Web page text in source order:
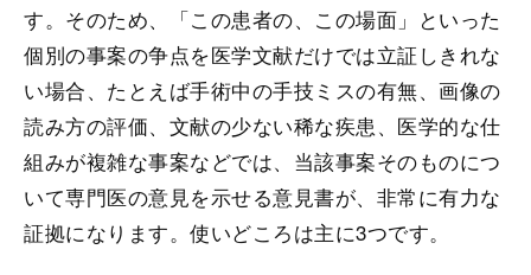
す。そのため、「この患者の、この場面」といった
個別の事案の争点を医学文献だけでは立証しきれな
い場合、たとえば手術中の手技ミスの有無、画像の
読み方の評価、文献の少ない稀な疾患、医学的な仕
組みが複雑な事案などでは、当該事案そのものにつ
いて専門医の意見を示せる意見書が、非常に有力な
証拠になります。使いどころは主に3つです。